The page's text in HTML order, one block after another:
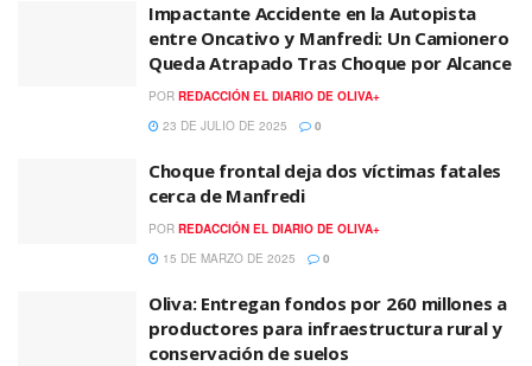
Impactante Accidente en la Autopista
entre Oncativo y Manfredi: Un Camionero
Queda Atrapado Tras Choque por Alcance
POR REDACCIÓN EL DIARIO DE OLIVA+
23 DE JULIO DE 2025
0
Choque frontal deja dos víctimas fatales
cerca de Manfredi
POR REDACCIÓN EL DIARIO DE OLIVA+
15 DE MARZO DE 2025
0
Oliva: Entregan fondos por 260 millones a
productores para infraestructura rural y
conservación de suelos